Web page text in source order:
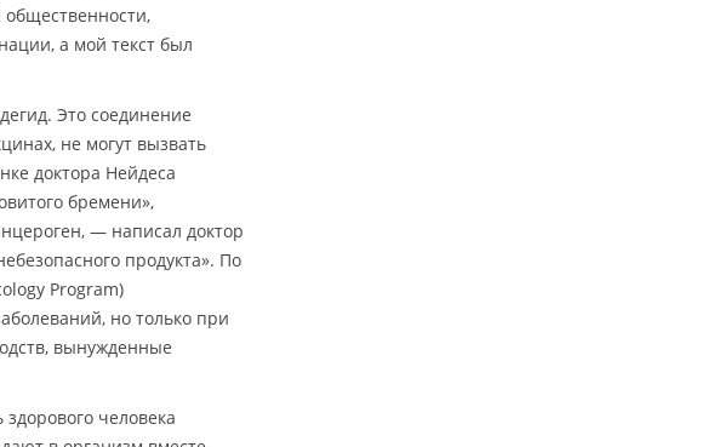
а мой текст был
Это соединение
не могут вызвать
доктора Нейдеса
бремени»,
— написал доктор
продукта». По
Program)
но только при
вынужденные
человека